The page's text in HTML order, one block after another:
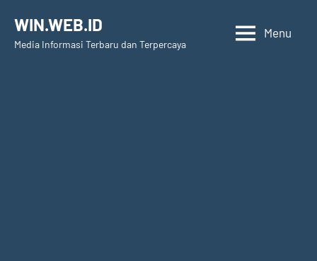
content
WIN.WEB.ID
Media Informasi Terbaru dan Terpercaya
Menu